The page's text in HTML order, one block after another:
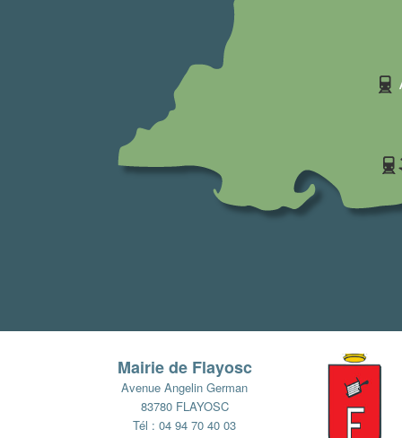
Mairie de Flayosc
Avenue Angelin German
83780 FLAYOSC
Tél : 04 94 70 40 03